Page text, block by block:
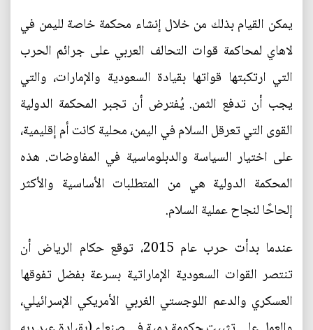
يمكن القيام بذلك من خلال إنشاء محكمة خاصة لليمن في
لاهاي لمحاكمة قوات التحالف العربي على جرائم الحرب
التي ارتكبتها قواتها بقيادة السعودية والإمارات، والتي
يجب أن تدفع الثمن. يُفترض أن تجبر المحكمة الدولية
القوى التي تعرقل السلام في اليمن، محلية كانت أم إقليمية،
على اختيار السياسة والدبلوماسية في المفاوضات. هذه
المحكمة الدولية هي من المتطلبات الأساسية والأكثر
إلحاحًا لنجاح عملية السلام.
عندما بدأت حرب عام 2015، توقع حكام الرياض أن
تنتصر القوات السعودية الإماراتية بسرعة بفضل تفوقها
العسكري والدعم اللوجستي الغربي الأمريكي الإسرائيلي،